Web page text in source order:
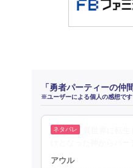
「勇者パーティーの
※ユーザーによる個人の感想です
けとなった神からパ
アウル